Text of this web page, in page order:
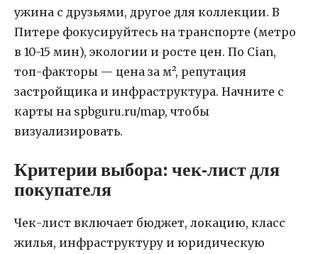
ужина с друзьями, другое для коллекции. В
Питере фокусируйтесь на транспорте (метро
в 10-15 мин), экологии и росте цен. По Cian,
топ-факторы — цена за м², репутация
застройщика и инфраструктура. Начните с
карты на spbguru.ru/map, чтобы
визуализировать.
Критерии выбора: чек-лист для
покупателя
Чек-лист включает бюджет, локацию, класс
жилья, инфраструктуру и юридическую